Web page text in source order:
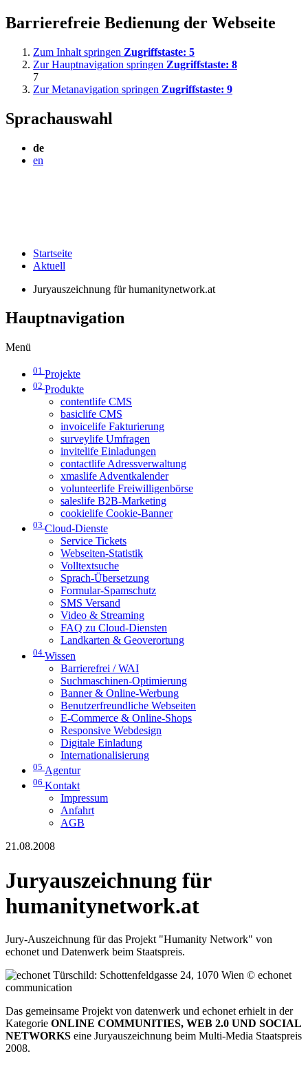
Barrierefreie Bedienung der Webseite
Zum Inhalt springen Zugriffstaste: 5
Zur Hauptnavigation springen Zugriffstaste: 8
7
Zur Metanavigation springen Zugriffstaste: 9
Sprachauswahl
de
en
Startseite
Aktuell
Juryauszeichnung für humanitynetwork.at
Hauptnavigation
Menü
01 Projekte
02 Produkte
contentlife CMS
basiclife CMS
invoicelife Fakturierung
surveylife Umfragen
invitelife Einladungen
contactlife Adressverwaltung
xmaslife Adventkalender
volunteerlife Freiwilligenbörse
saleslife B2B-Marketing
cookielife Cookie-Banner
03 Cloud-Dienste
Service Tickets
Webseiten-Statistik
Volltextsuche
Sprach-Übersetzung
Formular-Spamschutz
SMS Versand
Video & Streaming
FAQ zu Cloud-Diensten
Landkarten & Geoverortung
04 Wissen
Barrierefrei / WAI
Suchmaschinen-Optimierung
Banner & Online-Werbung
Benutzerfreundliche Webseiten
E-Commerce & Online-Shops
Responsive Webdesign
Digitale Einladung
Internationalisierung
05 Agentur
06 Kontakt
Impressum
Anfahrt
AGB
21.08.2008
Juryauszeichnung für
humanitynetwork.at
Jury-Auszeichnung für das Projekt "Humanity Network" von
echonet und Datenwerk beim Staatspreis.
Das gemeinsame Projekt von datenwerk und echonet erhielt in der
Kategorie ONLINE COMMUNITIES, WEB 2.0 UND SOCIAL
NETWORKS eine Juryauszeichnung beim Multi-Media Staatspreis
2008.